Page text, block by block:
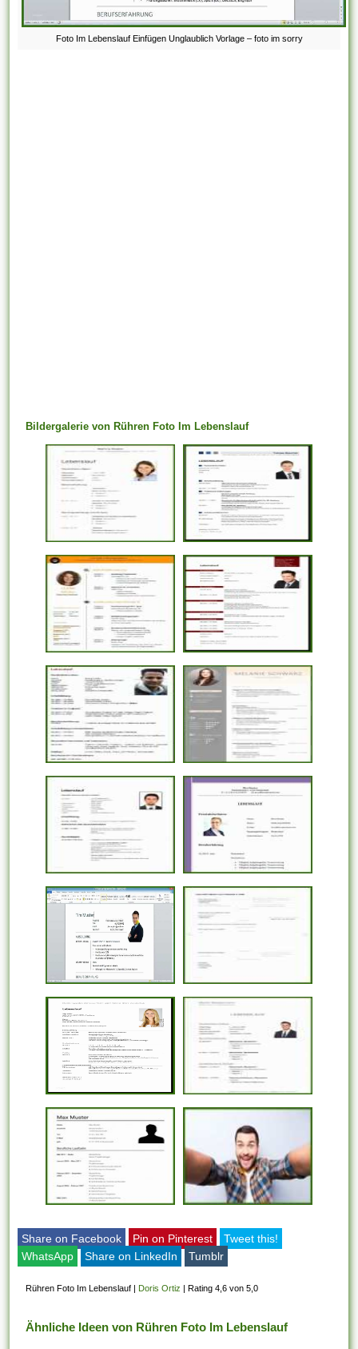
Foto Im Lebenslauf Einfügen Unglaublich Vorlage – foto im sorry
Bildergalerie von Rühren Foto Im Lebenslauf
Share on Facebook Pin on Pinterest
Tweet this!
WhatsApp
Share on LinkedIn Tumblr
Rühren Foto Im Lebenslauf | Doris Ortiz |Rating 4,6 von 5,0
Ähnliche Ideen von Rühren Foto Im Lebenslauf